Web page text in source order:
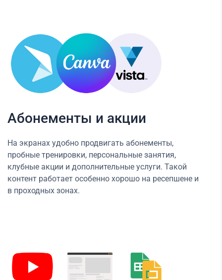
Абонементы и акции
На экранах удобно продвигать абонементы,
пробные тренировки, персональные занятия,
клубные акции и дополнительные услуги. Такой
контент работает особенно хорошо на ресепшене и
в проходных зонах.